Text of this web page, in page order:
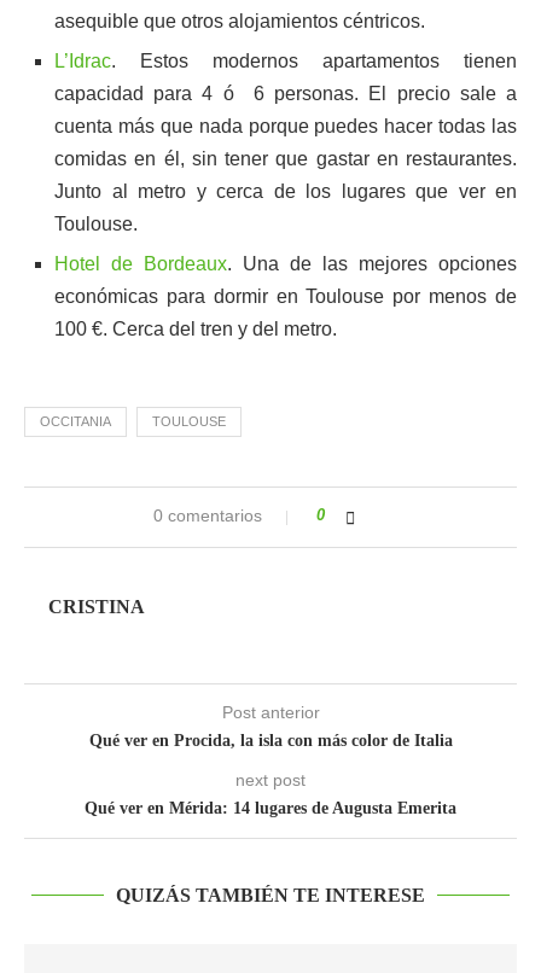
asequible que otros alojamientos céntricos.
L’Idrac. Estos modernos apartamentos tienen
capacidad para 4 ó 6 personas. El precio sale a
cuenta más que nada porque puedes hacer todas las
comidas en él, sin tener que gastar en restaurantes.
Junto al metro y cerca de los lugares que ver en
Toulouse.
Hotel de Bordeaux. Una de las mejores opciones
económicas para dormir en Toulouse por menos de
100 €. Cerca del tren y del metro.
OCCITANIA TOULOUSE
0 comentarios 0
CRISTINA
Post anterior
Qué ver en Procida, la isla con más color de Italia
next post
Qué ver en Mérida: 14 lugares de Augusta Emerita
QUIZÁS TAMBIÉN TE INTERESE